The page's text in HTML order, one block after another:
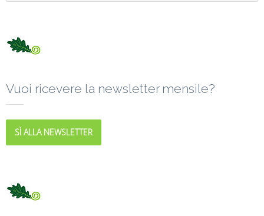
Vuoi ricevere la newsletter mensile?
SÌ ALLA NEWSLETTER